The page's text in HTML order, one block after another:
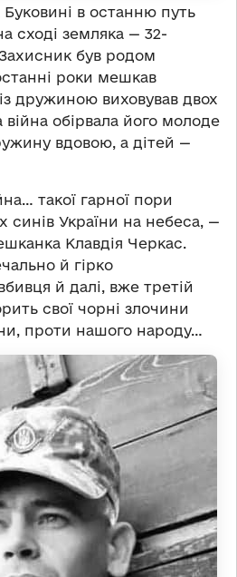
в останню путь
сході земляка — 32-
був родом
роки мешкав
дружиною виховував двох
війна обірвала його молоде
вдовою, а дітей —
такої гарної пори
синів України на небеса, —
Клавдія Черкас.
й гірко
й далі, вже третій
свої чорні злочини
проти нашого народу…